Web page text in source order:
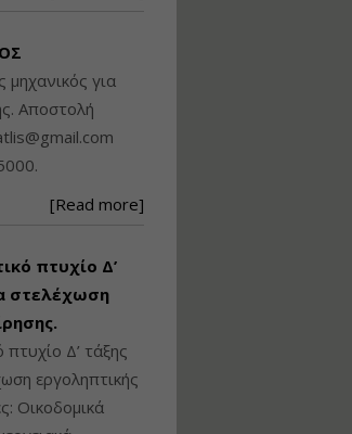
μηχανικός για
Αποστολή
[Read more]
πτυχίο Δ’
στελέχωση
πτυχίο Δ’ τάξης
εργοληπτικής
Οικοδομικά
Εισηγητής:Στέφανος Τουλόγλου
Τιμή από: €190.00
Διάρκεια: 12 ώρες
Εκπόνηση Τοπικών και
Εισηγητής:
Τιμή από: €130.00
Διάρκεια: 6 ώρες